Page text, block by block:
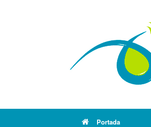
Portada